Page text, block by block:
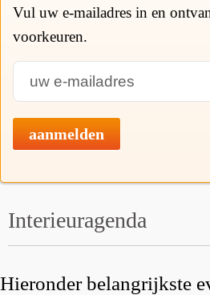
Vul uw e-mailadres in en
voorkeuren.
aanmelden
Interieuragenda
Hieronder belangrijkste